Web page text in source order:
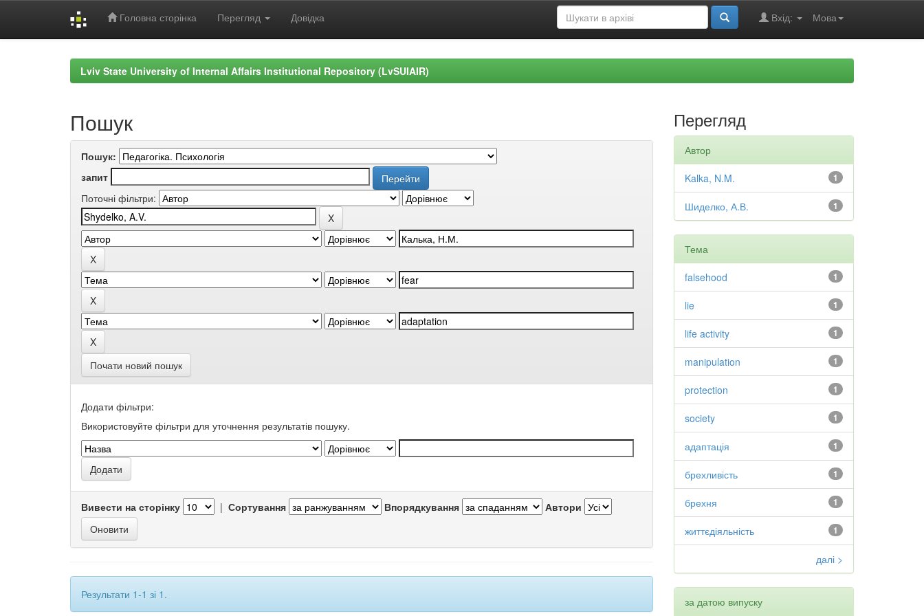
Головна сторінка Перегляд Довідка Мова
Вхід:
Lviv State University of Internal Affairs Institutional Repository (LvSUIAIR)
Пошук
Пошук:
запит
Поточні фільтри:
Почати новий пошук
Додати фільтри:
Використовуйте фільтри для уточнення результатів пошуку.
Вивести на сторінку | Сортування Впорядкування Автори
Результати 1-1 зі 1.
Перегляд
Автор
1
Kalka, N.M.
1
Шиделко, А.В.
Тема
1
falsehood
1
lie
1
life activity
1
manipulation
1
protection
1
society
1
адаптація
1
брехливість
1
брехня
1
життєдіяльність
далі >
за датою випуску